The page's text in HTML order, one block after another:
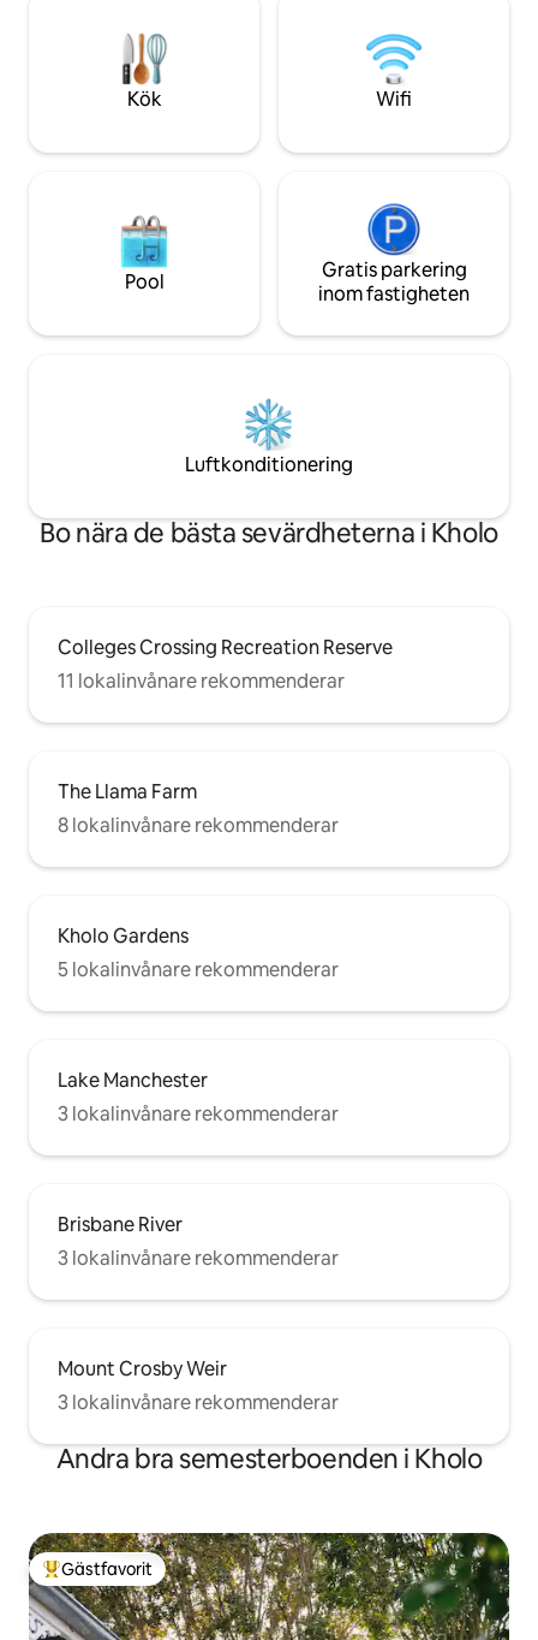
Ytterligare dagsbesökare kan ordnas för
att få tillgång till flodfaciliteter.
spel golf på
eller bara sitta
vad boendet har
Kök Wifi
Pool
Gratis parkering
inom fastigheten
Luftkonditionering
Bo nära de bästa sevärdheterna i Kholo
Colleges Crossing Recreation Reserve
11 lokalinvånare rekommenderar
The Llama Farm
8 lokalinvånare rekommenderar
Kholo Gardens
5 lokalinvånare rekommenderar
Lake Manchester
3 lokalinvånare rekommenderar
Brisbane River
3 lokalinvånare rekommenderar
Mount Crosby Weir
3 lokalinvånare rekommenderar
Andra bra semesterboenden i Kholo
Populär gästfavorit
Gästfavorit